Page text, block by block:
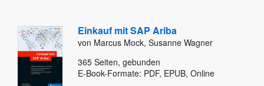
Einkauf mit SAP Ariba
von Marcus Mock, Susanne Wagner
365 Seiten, gebunden
E-Book-Formate: PDF, EPUB, Online